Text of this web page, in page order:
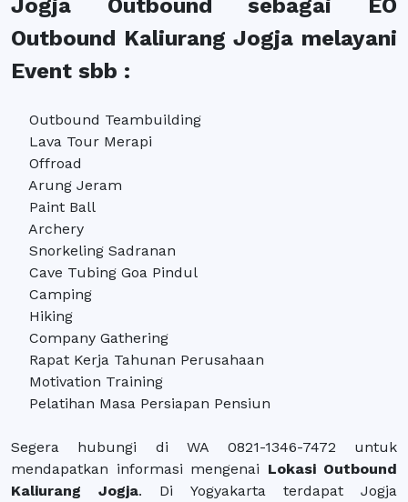
Jogja Outbound sebagai EO
Outbound Kaliurang Jogja melayani
Event sbb :
Outbound Teambuilding
Lava Tour Merapi
Offroad
Arung Jeram
Paint Ball
Archery
Snorkeling Sadranan
Cave Tubing Goa Pindul
Camping
Hiking
Company Gathering
Rapat Kerja Tahunan Perusahaan
Motivation Training
Pelatihan Masa Persiapan Pensiun
Segera hubungi di WA 0821-1346-7472 untuk
mendapatkan informasi mengenai Lokasi Outbound
Kaliurang Jogja. Di Yogyakarta terdapat Jogja